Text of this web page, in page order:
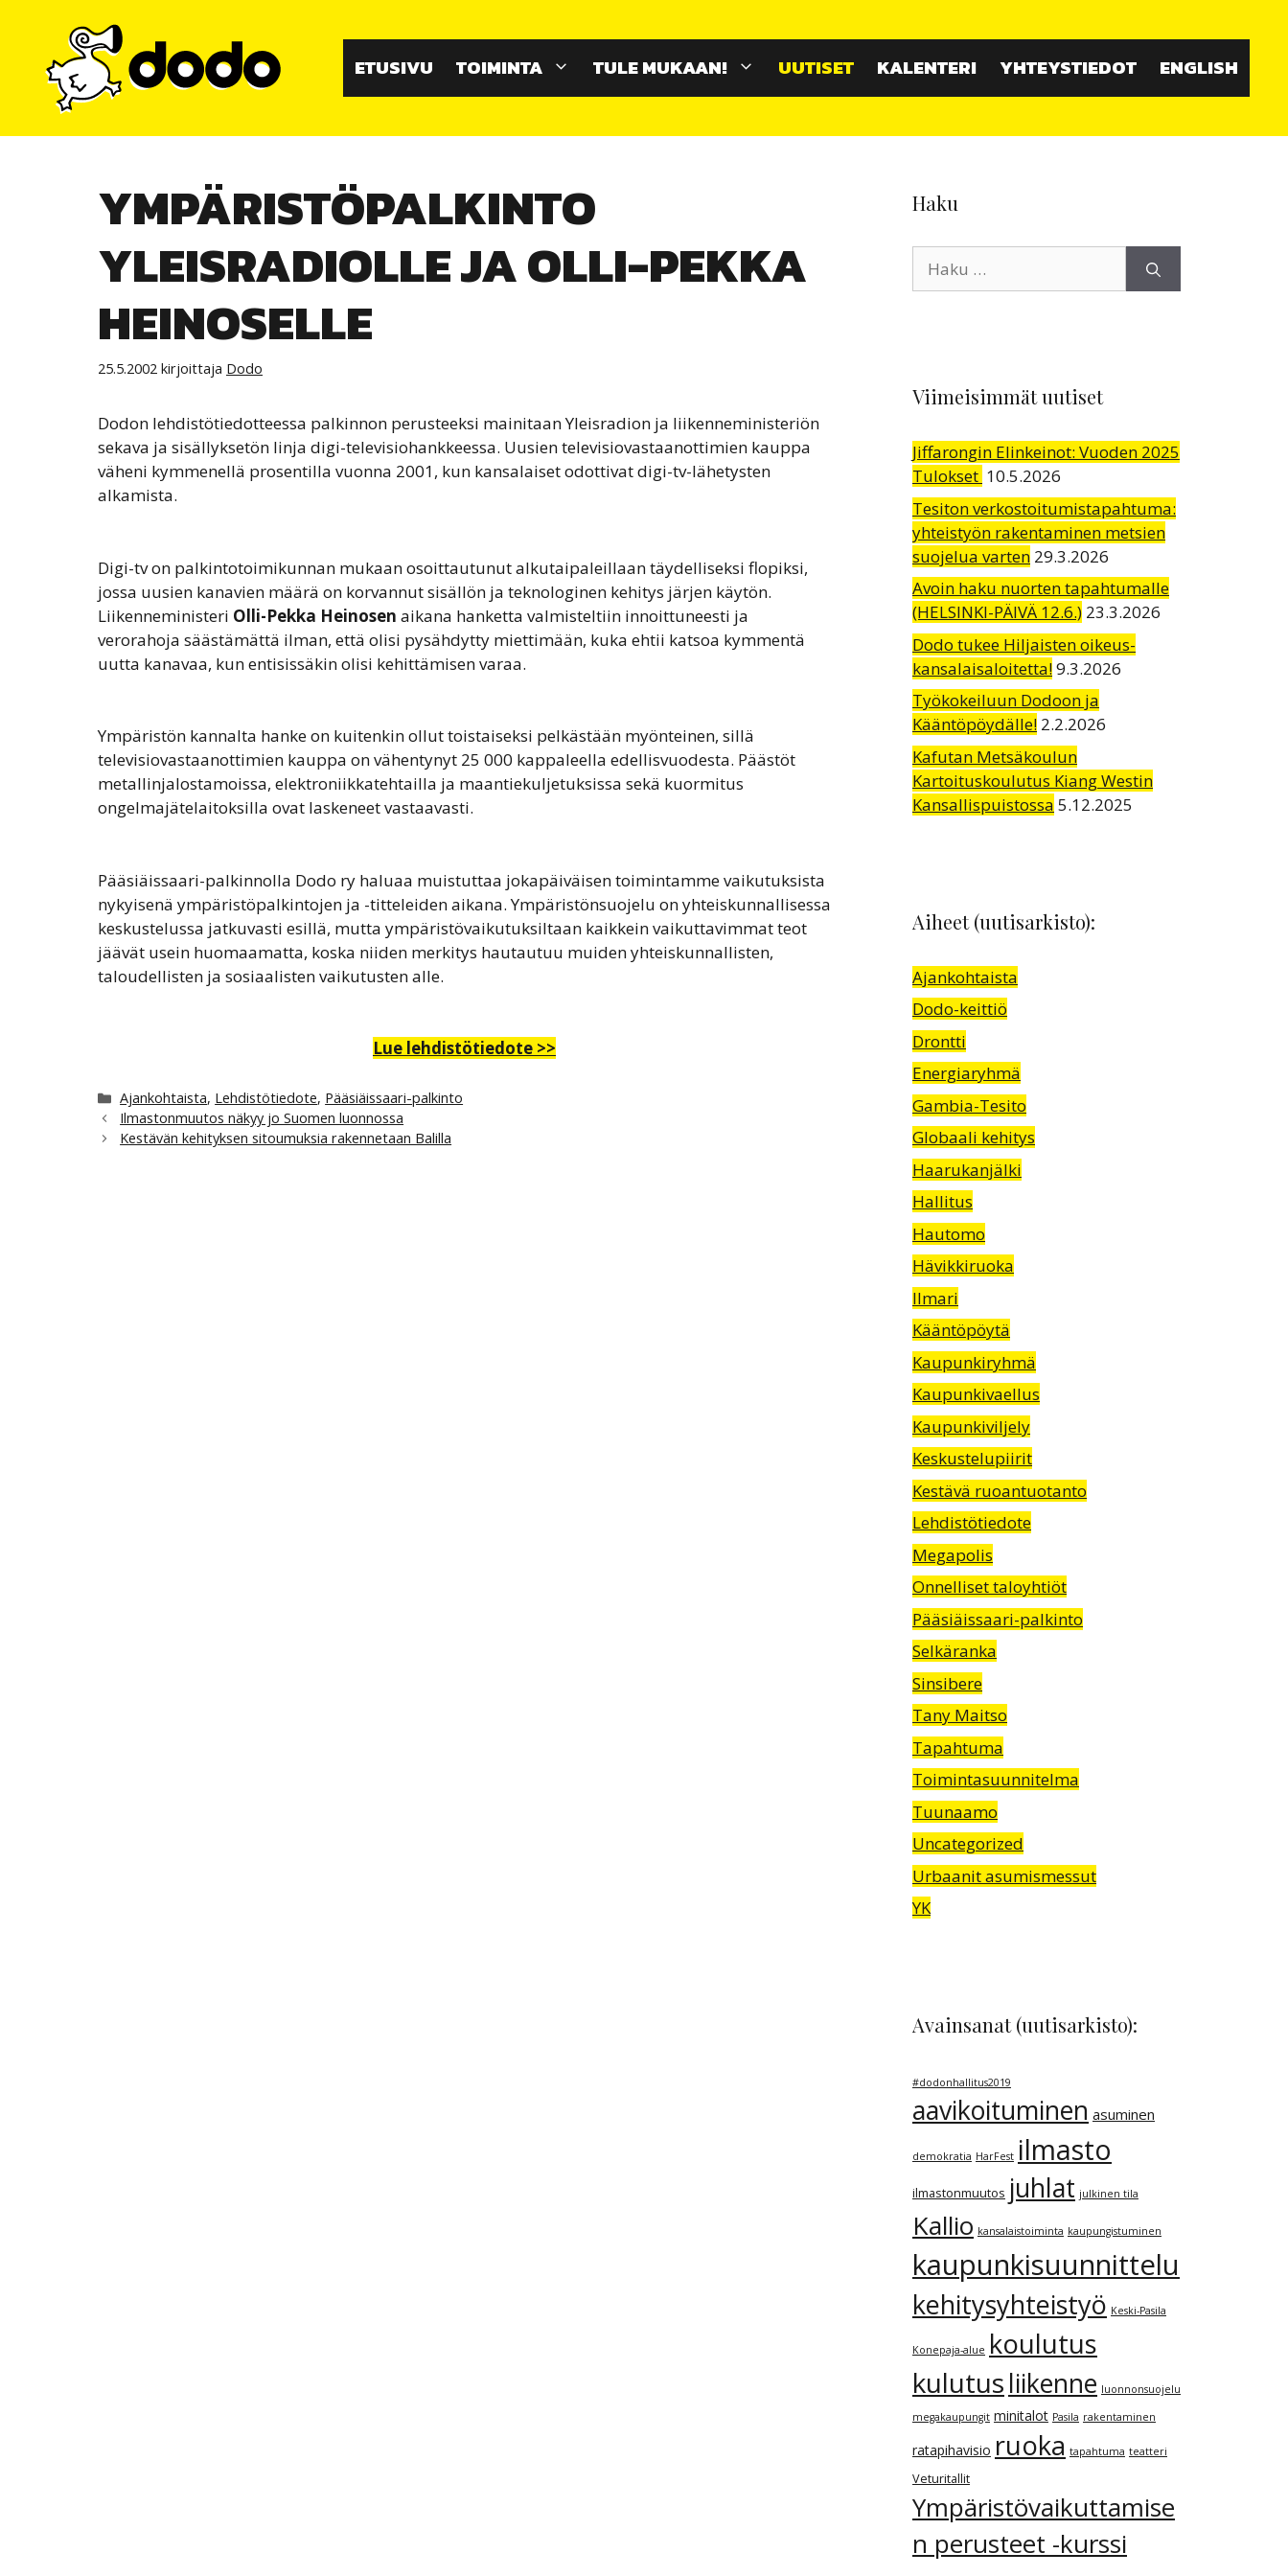
ETUSIVU TOIMINTA TULE MUKAAN! UUTISET KALENTERI YHTEYSTIEDOT ENGLISH
YMPÄRISTÖPALKINTO
YLEISRADIOLLE JA OLLI-PEKKA
HEINOSELLE
25.5.2002 kirjoittaja Dodo
Dodon lehdistötiedotteessa palkinnon perusteeksi mainitaan Yleisradion ja liikenneministeriön
sekava ja sisällyksetön linja digi-televisiohankkeessa. Uusien televisiovastaanottimien kauppa
väheni kymmenellä prosentilla vuonna 2001, kun kansalaiset odottivat digi-tv-lähetysten
alkamista.
Digi-tv on palkintotoimikunnan mukaan osoittautunut alkutaipaleillaan täydelliseksi flopiksi,
jossa uusien kanavien määrä on korvannut sisällön ja teknologinen kehitys järjen käytön.
Liikenneministeri Olli-Pekka Heinosen aikana hanketta valmisteltiin innoittuneesti ja
verorahoja säästämättä ilman, että olisi pysähdytty miettimään, kuka ehtii katsoa kymmentä
uutta kanavaa, kun entisissäkin olisi kehittämisen varaa.
Ympäristön kannalta hanke on kuitenkin ollut toistaiseksi pelkästään myönteinen, sillä
televisiovastaanottimien kauppa on vähentynyt 25 000 kappaleella edellisvuodesta. Päästöt
metallinjalostamoissa, elektroniikkatehtailla ja maantiekuljetuksissa sekä kuormitus
ongelmajätelaitoksilla ovat laskeneet vastaavasti.
Pääsiäissaari-palkinnolla Dodo ry haluaa muistuttaa jokapäiväisen toimintamme vaikutuksista
nykyisenä ympäristöpalkintojen ja -titteleiden aikana. Ympäristönsuojelu on yhteiskunnallisessa
keskustelussa jatkuvasti esillä, mutta ympäristövaikutuksiltaan kaikkein vaikuttavimmat teot
jäävät usein huomaamatta, koska niiden merkitys hautautuu muiden yhteiskunnallisten,
taloudellisten ja sosiaalisten vaikutusten alle.
Lue lehdistötiedote >>
Kategoriat
Ajankohtaista, Lehdistötiedote, Pääsiäissaari-palkinto
Ilmastonmuutos näkyy jo Suomen luonnossa
Kestävän kehityksen sitoumuksia rakennetaan Balilla
Haku
Viimeisimmät uutiset
Jiffarongin Elinkeinot: Vuoden 2025
Tulokset 10.5.2026
Tesiton verkostoitumistapahtuma:
yhteistyön rakentaminen metsien
suojelua varten 29.3.2026
Avoin haku nuorten tapahtumalle
(HELSINKI-PÄIVÄ 12.6.) 23.3.2026
Dodo tukee Hiljaisten oikeus-
kansalaisaloitetta!9.3.2026
Työkokeiluun Dodoon ja
Kääntöpöydälle! 2.2.2026
Kafutan Metsäkoulun
Kartoituskoulutus Kiang Westin
Kansallispuistossa 5.12.2025
Aiheet (uutisarkisto):
Ajankohtaista
Dodo-keittiö
Drontti
Energiaryhmä
Gambia-Tesito
Globaali kehitys
Haarukanjälki
Hallitus
Hautomo
Hävikkiruoka
Ilmari
Kääntöpöytä
Kaupunkiryhmä
Kaupunkivaellus
Kaupunkiviljely
Keskustelupiirit
Kestävä ruoantuotanto
Lehdistötiedote
Megapolis
Onnelliset taloyhtiöt
Pääsiäissaari-palkinto
Selkäranka
Sinsibere
Tany Maitso
Tapahtuma
Toimintasuunnitelma
Tuunaamo
Uncategorized
Urbaanit asumismessut
YK
Avainsanat (uutisarkisto):
#dodonhallitus2019
aavikoituminen asuminen
demokratia HarFest ilmasto
ilmastonmuutos juhlat julkinen tila
Kallio kansalaistoiminta kaupungistuminen
kaupunkisuunnittelu
kehitysyhteistyö Keski-Pasila
Konepaja-alue koulutus
kulutusliikenne luonnonsuojelu
megakaupungit minitalot Pasila rakentaminen
ratapihavisio ruoka tapahtuma teatteri
Veturitallit
Ympäristövaikuttamise
n perusteet -kurssi